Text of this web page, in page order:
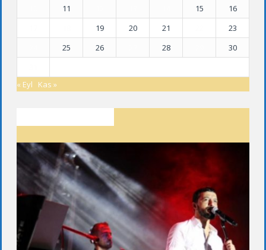
11 15
16
19 20 21
23
25 26 28
30
« Eyl
Kas »